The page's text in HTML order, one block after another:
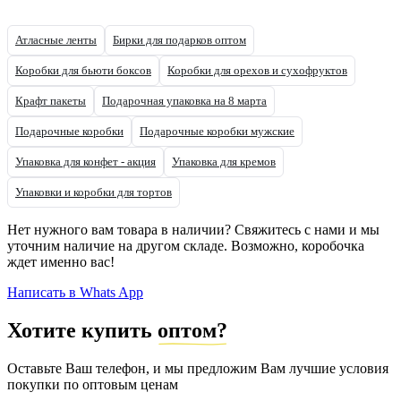
Атласные ленты Бирки для подарков оптом
Коробки для бьюти боксов Коробки для орехов и сухофруктов
Крафт пакеты Подарочная упаковка на 8 марта
Подарочные коробки Подарочные коробки мужские
Упаковка для конфет - акция Упаковка для кремов
Упаковки и коробки для тортов
Нет нужного вам товара в наличии? Свяжитесь с нами и мы
уточним наличие на другом складе. Возможно, коробочка
ждет именно вас!
Написать в Whats App
Хотите купить оптом?
Оставьте Ваш телефон, и мы предложим Вам лучшие условия
покупки по оптовым ценам